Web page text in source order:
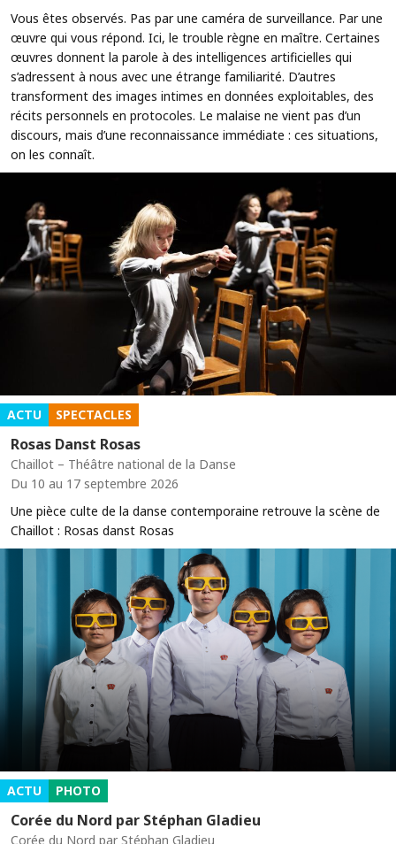
Vous êtes observés. Pas par une caméra de surveillance. Par une
œuvre qui vous répond. Ici, le trouble règne en maître. Certaines
œuvres donnent la parole à des intelligences artificielles qui
s’adressent à nous avec une étrange familiarité. D’autres
transforment des images intimes en données exploitables, des
récits personnels en protocoles. Le malaise ne vient pas d’un
discours, mais d’une reconnaissance immédiate : ces situations,
on les connaît.
ACTU SPECTACLES
Rosas Danst Rosas
Chaillot – Théâtre national de la Danse
Du 10 au 17 septembre 2026
Une pièce culte de la danse contemporaine retrouve la scène de
Chaillot : Rosas danst Rosas
ACTU PHOTO
Corée du Nord par Stéphan Gladieu
Corée du Nord par Stéphan Gladieu